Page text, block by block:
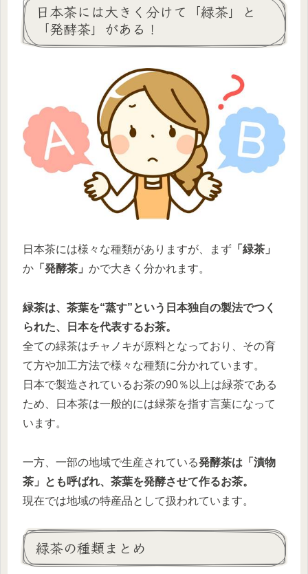
日本茶には大きく分けて「緑茶」と
「発酵茶」がある！
日本茶には様々な種類がありますが、まず 「緑茶」
か 「発酵茶」 かで大きく分かれます。
緑茶は、茶葉を“蒸す”という日本独自の製法でつく
られた、日本を代表するお茶。
全ての緑茶はチャノキが原料となっており、その育
て方や加工方法で様々な種類に分かれています。
日本で製造されているお茶の90％以上は緑茶である
ため、日本茶は一般的には緑茶を指す言葉になって
います。
一方、一部の地域で生産されている発酵茶は「漬物
茶」とも呼ばれ、茶葉を発酵させて作るお茶。
現在では地域の特産品として扱われています。
緑茶の種類まとめ